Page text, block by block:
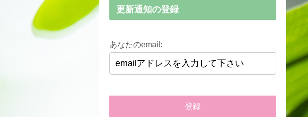
更新通知の登録
あなたのemail: